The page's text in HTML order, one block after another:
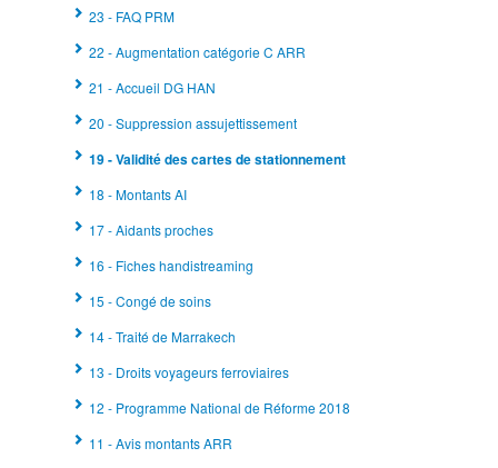
23 - FAQ PRM
22 - Augmentation catégorie C ARR
21 - Accueil DG HAN
20 - Suppression assujettissement
19 - Validité des cartes de stationnement
18 - Montants AI
17 - Aidants proches
16 - Fiches handistreaming
15 - Congé de soins
14 - Traité de Marrakech
13 - Droits voyageurs ferroviaires
12 - Programme National de Réforme 2018
11 - Avis montants ARR